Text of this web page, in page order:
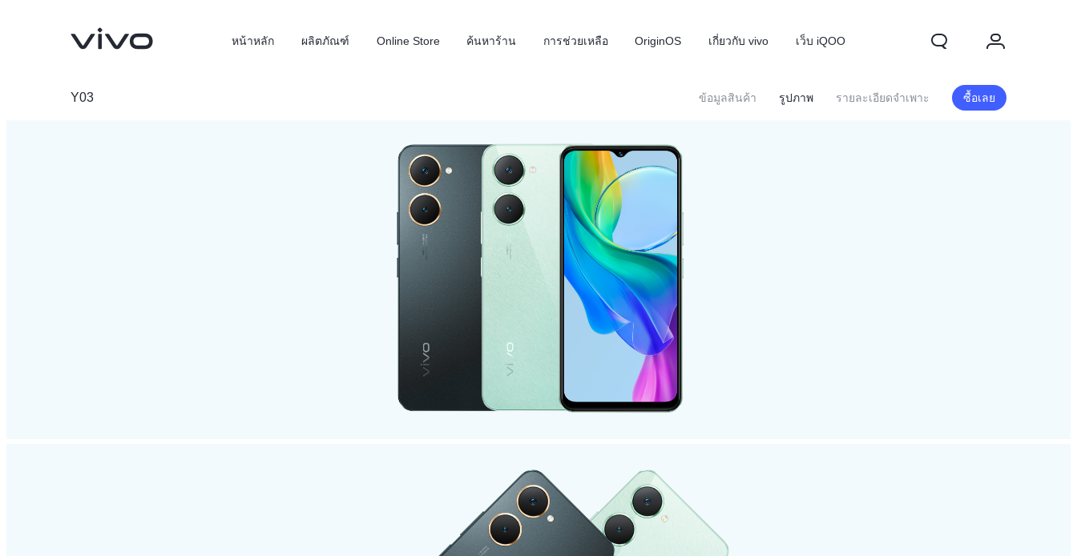
หน้าหลัก ผลิตภัณฑ์ Online Store ค้นหาร้าน การช่วยเหลือ OriginOS เกี่ยวกับ vivo เว็บ iQOO
V70 ใหม่
Y03 ข้อมูลสินค้า รูปภาพ รายละเอียดจำเพาะ ซื้อเลย